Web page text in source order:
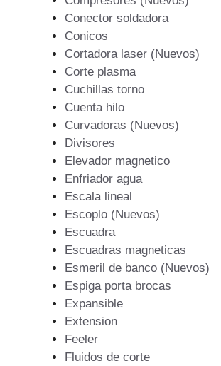
Conector soldadora
Conicos
Cortadora laser (Nuevos)
Corte plasma
Cuchillas torno
Cuenta hilo
Curvadoras (Nuevos)
Divisores
Elevador magnetico
Enfriador agua
Escala lineal
Escoplo (Nuevos)
Escuadra
Escuadras magneticas
Esmeril de banco (Nuevos)
Espiga porta brocas
Expansible
Extension
Feeler
Fluidos de corte